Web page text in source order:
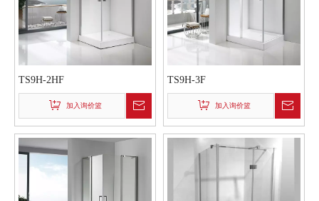
TS9H-2HF
加入询价篮
TS9H-3F
加入询价篮